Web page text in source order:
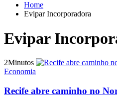
Home
Evipar Incorporadora
Evipar
2Minutos
Economia
Recife abre caminho no